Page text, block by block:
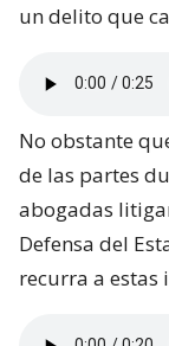
un delito que
No obstante
de las partes
abogadas
Defensa del
recurra a estas